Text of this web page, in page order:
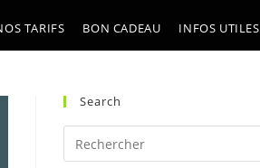
TARIFS BON CADEAU INFOS UTILES
Search